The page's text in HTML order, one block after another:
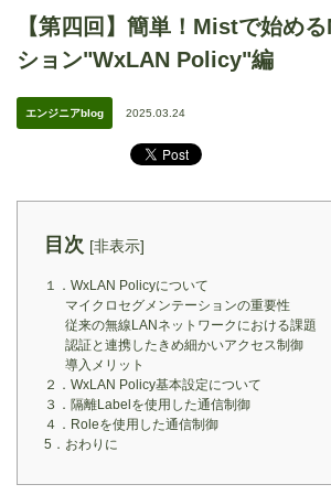
【第四回】簡単！Mistで始め
ション"WxLAN Policy"編
エンジニアblog 2025.03.24
目次 [非表示]
１．WxLAN Policyについて
マイクロセグメンテーションの重要性
従来の無線LANネットワークにおける課題
認証と連携したきめ細かいアクセス制御
導入メリット
２．WxLAN Policy基本設定について
３．隔離Labelを使用した通信制御
４．Roleを使用した通信制御
5．おわりに